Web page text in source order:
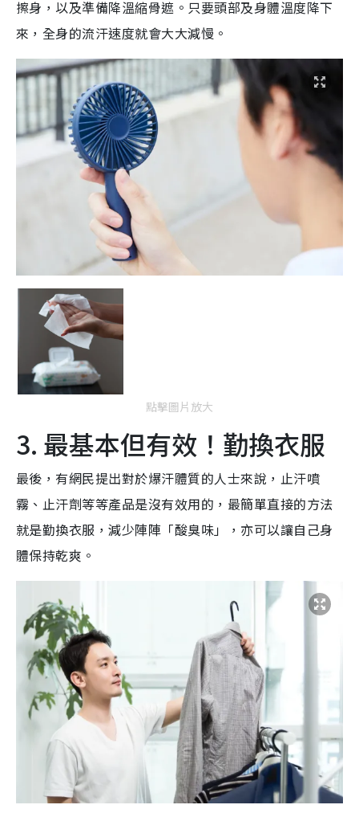
擦身，以及準備降溫縮骨遮。只要頭部及身體溫度降下
來，全身的流汗速度就會大大減慢。
點擊圖片放大
3. 最基本但有效！勤換衣服
最後，有網民提出對於爆汗體質的人士來說，止汗噴
霧、止汗劑等等產品是沒有效用的，最簡單直接的方法
就是勤換衣服，減少陣陣「酸臭味」，亦可以讓自己身
體保持乾爽。